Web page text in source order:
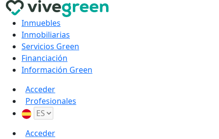
Inmuebles
Inmobiliarias
Servicios Green
Financiación
Información Green
Acceder
Profesionales
Acceder